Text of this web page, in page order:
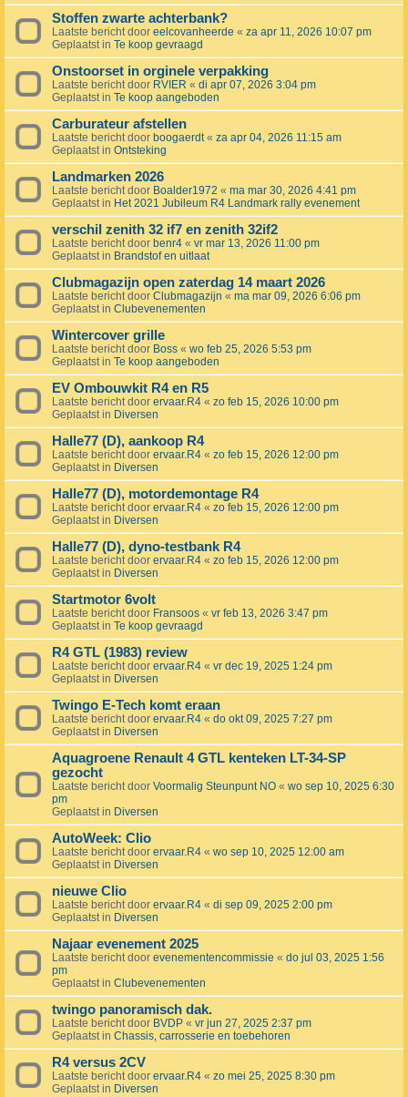
Stoffen zwarte achterbank?
Laatste bericht door eelcovanheerde « za apr 11, 2026 10:07 pm
Geplaatst in Te koop gevraagd
Onstoorset in orginele verpakking
Laatste bericht door RVIER « di apr 07, 2026 3:04 pm
Geplaatst in Te koop aangeboden
Carburateur afstellen
Laatste bericht door boogaerdt« za apr 04, 2026 11:15 am
Geplaatst in Ontsteking
Landmarken 2026
Laatste bericht door Boalder1972 « ma mar 30, 2026 4:41 pm
Geplaatst in Het 2021 Jubileum R4 Landmark rally evenement
verschil zenith 32 if7 en zenith 32if2
Laatste bericht door benr4 « vr mar 13, 2026 11:00 pm
Geplaatst in Brandstof en uitlaat
Clubmagazijn open zaterdag 14 maart 2026
Laatste bericht door Clubmagazijn « ma mar 09, 2026 6:06 pm
Geplaatst in Clubevenementen
Wintercover grille
Laatste bericht door Boss « wo feb 25, 2026 5:53 pm
Geplaatst in Te koop aangeboden
EV Ombouwkit R4 en R5
Laatste bericht door ervaar.R4 « zo feb 15, 2026 10:00 pm
Geplaatst in Diversen
Halle77 (D), aankoop R4
Laatste bericht door ervaar.R4 « zo feb 15, 2026 12:00 pm
Geplaatst in Diversen
Halle77 (D), motordemontage R4
Laatste bericht door ervaar.R4 « zo feb 15, 2026 12:00 pm
Geplaatst in Diversen
Halle77 (D), dyno-testbank R4
Laatste bericht door ervaar.R4 « zo feb 15, 2026 12:00 pm
Geplaatst in Diversen
Startmotor 6volt
Laatste bericht door Fransoos « vr feb 13, 2026 3:47 pm
Geplaatst in Te koop gevraagd
R4 GTL (1983) review
Laatste bericht door ervaar.R4 « vr dec 19, 2025 1:24 pm
Geplaatst in Diversen
Twingo E-Tech komt eraan
Laatste bericht door ervaar.R4 « do okt 09, 2025 7:27 pm
Geplaatst in Diversen
Aquagroene Renault 4 GTL kenteken LT-34-SP
gezocht
Laatste bericht door Voormalig Steunpunt NO « wo sep 10, 2025 6:30
pm
Geplaatst in Diversen
AutoWeek: Clio
Laatste bericht door ervaar.R4 « wo sep 10, 2025 12:00 am
Geplaatst in Diversen
nieuwe Clio
Laatste bericht door ervaar.R4 « di sep 09, 2025 2:00 pm
Geplaatst in Diversen
Najaar evenement 2025
Laatste bericht door evenementencommissie « do jul 03, 2025 1:56
pm
Geplaatst in Clubevenementen
twingo panoramisch dak.
Laatste bericht door BVDP « vr jun 27, 2025 2:37 pm
Geplaatst in Chassis, carrosserie en toebehoren
R4 versus 2CV
Laatste bericht door ervaar.R4 « zo mei 25, 2025 8:30 pm
Geplaatst in Diversen